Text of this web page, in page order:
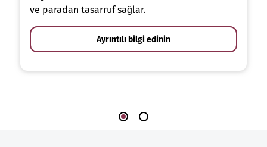
ve paradan tasarruf sağlar.
Ayrıntılı bilgi edinin